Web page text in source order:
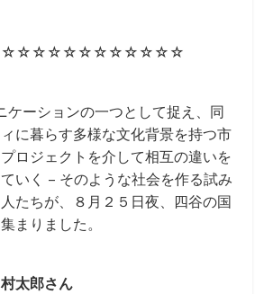
ケーションの一つとして捉え、同
に暮らす多様な文化背景を持つ市
ロジェクトを介して相互の違いを
いく – そのような社会を作る試み
たちが、８月２５日夜、四谷の国
まりました。
太郎さん